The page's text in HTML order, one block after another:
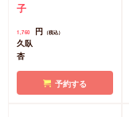
子
1,760 円 （税込）
久臥
杏
予約する